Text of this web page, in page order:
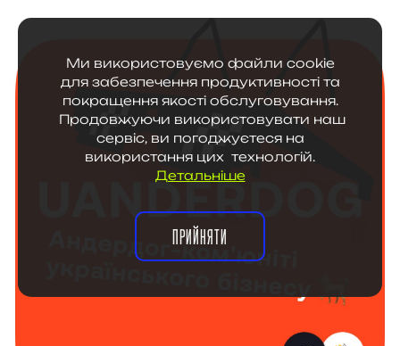
Ми використовуємо файли cookie
для забезпечення продуктивності та
покращення якості обслуговування.
Продовжуючи використовувати наш
сервіс, ви погоджуєтеся на
використання цих технологій.
Детальніше
ПРИЙНЯТИ